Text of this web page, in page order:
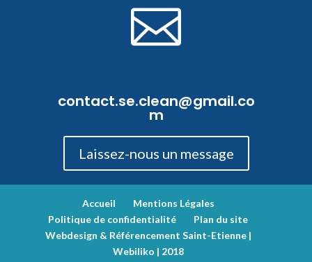

contact.se.clean@gmail.co
m
Laissez-nous un message
Accueil
Mentions Légales
Politique de confidentialité
Plan du site
Webdesign & Référencement Saint-Etienne |
Webiliko | 2018